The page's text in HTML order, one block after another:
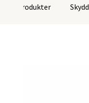
Produkter Skydd